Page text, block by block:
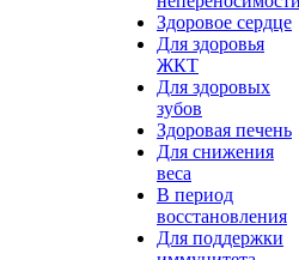
Здоровое сердце
Для здоровья
ЖКТ
Для здоровых
зубов
Здоровая печень
Для снижения
веса
В период
восстановления
Для поддержки